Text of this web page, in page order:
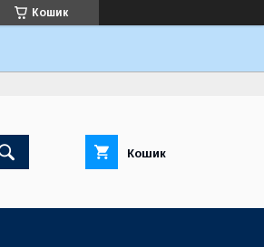
Кошик
Кошик